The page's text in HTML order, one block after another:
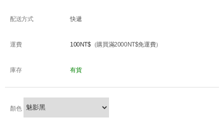
配送方式 快遞
運費 100NT$（購買滿2000NT$免運費）
庫存 有貨
顏色